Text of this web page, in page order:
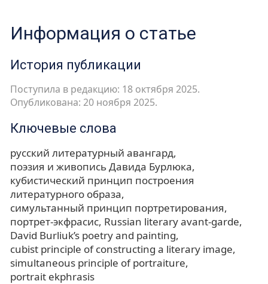
Информация о статье
История публикации
Поступила в редакцию: 18 октября 2025.
Опубликована: 20 ноября 2025.
Ключевые слова
русский литературный авангард
поэзия и живопись Давида Бурлюка
кубистический принцип построения
литературного образа
симультанный принцип портретирования
портрет-экфрасис Russian literary avant-garde
David Burliuk’s poetry and painting
cubist principle of constructing a literary image
simultaneous principle of portraiture
portrait ekphrasis